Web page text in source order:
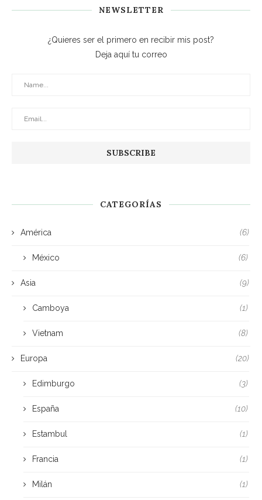
NEWSLETTER
¿Quieres ser el primero en recibir mis post?
Deja aquí tu correo
CATEGORÍAS
América (6)
México (6)
Asia (9)
Camboya (1)
Vietnam (8)
Europa (20)
Edimburgo (3)
España (10)
Estambul (1)
Francia (1)
Milán (1)